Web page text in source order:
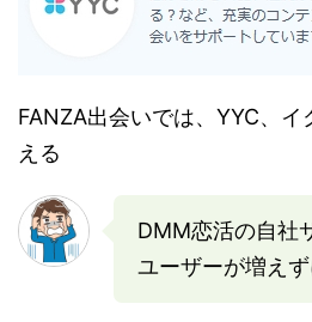
FANZA出会いでは、YYC、
える
DMM恋活の自社
ユーザーが増え